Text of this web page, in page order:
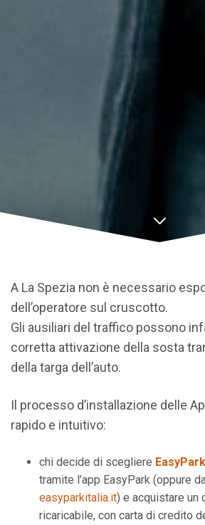
A La Spezia non è necessario
dell’operatore sul cruscotto.
Gli ausiliari del traffico possono
corretta attivazione della sosta
della targa dell’auto.
Il processo d’installazione delle
rapido e intuitivo:
chi decide di scegliere EasyPark
tramite l’app EasyPark (oppure
easyparkitalia.it) e acquistare un
ricaricabile, con carta di credito